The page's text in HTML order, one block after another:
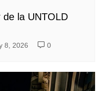
la UNTOLD
8, 2026 0